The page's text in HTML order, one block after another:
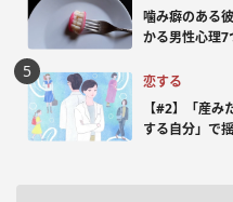
噛み癖のある
かる男性心理7
恋する
【#2】「産
する自分」で